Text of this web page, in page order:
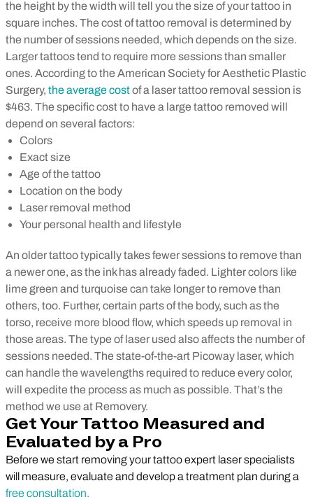
the height by the width will tell you the size of your tattoo in
square inches. The cost of tattoo removal is determined by
the number of sessions needed, which depends on the size.
Larger tattoos tend to require more sessions than smaller
ones. According to the American Society for Aesthetic Plastic
Surgery, the average costof a laser tattoo removal session is
$463. The specific cost to have a large tattoo removed will
depend on several factors:
Colors
Exact size
Age of the tattoo
Location on the body
Laser removal method
Your personal health and lifestyle
An older tattoo typically takes fewer sessions to remove than
a newer one, as the ink has already faded. Lighter colors like
lime green and turquoise can take longer to remove than
others, too. Further, certain parts of the body, such as the
torso, receive more blood flow, which speeds up removal in
those areas. The type of laser used also affects the number of
sessions needed. The state-of-the-art Picoway laser, which
can handle the wavelengths required to reduce every color,
will expedite the process as much as possible. That’s the
method we use at Removery.
Get Your Tattoo Measured and
Evaluated by a Pro
Before we start removing your tattoo expert laser specialists
will measure, evaluate and develop a treatment plan during a
free consultation.